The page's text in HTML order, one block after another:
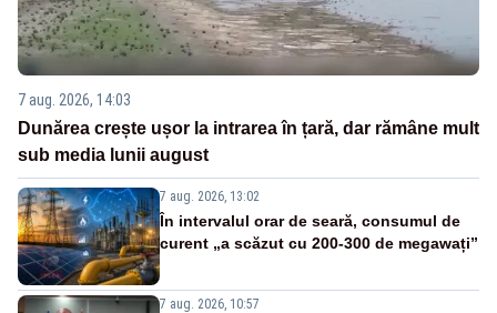
7 aug. 2026, 14:03
Dunărea crește ușor la intrarea în țară, dar rămâne mult
sub media lunii august
7 aug. 2026, 13:02
În intervalul orar de seară, consumul de
curent „a scăzut cu 200-300 de megawați”
7 aug. 2026, 10:57